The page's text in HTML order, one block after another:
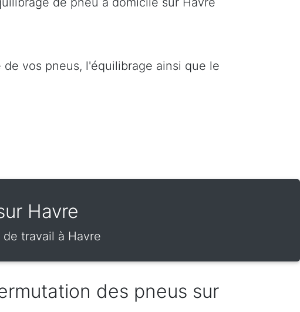
vos pneus, l'équilibrage ainsi que le
Havre
travail à Havre
des pneus sur